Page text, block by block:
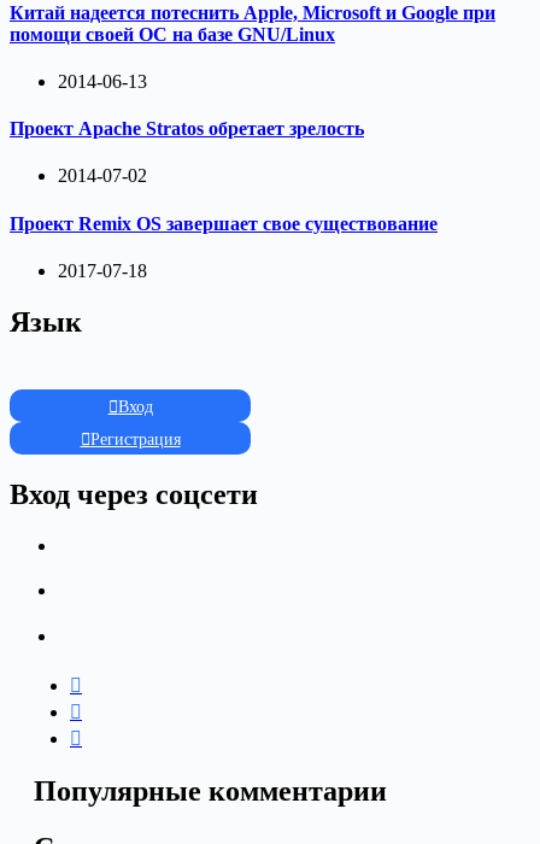
Китай надеется потеснить Apple, Microsoft и Google при
помощи своей ОС на базе GNU/Linux
2014-06-13
Проект Apache Stratos обретает зрелость
2014-07-02
Проект Remix OS завершает свое существование
2017-07-18
Язык
Вход
Регистрация
Вход через соцсети
Популярные комментарии